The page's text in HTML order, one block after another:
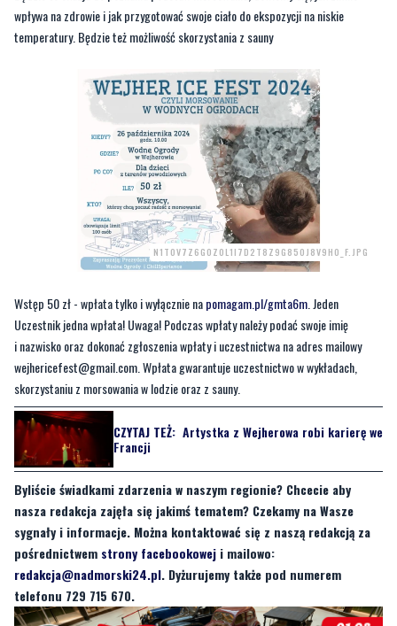
N1T0V7Z6G0Z0L1I7D2T8Z9G850J8V9H0_F.JPG
Wstęp 50 zł - wpłata tylko i wyłącznie napomagam.pl/gmta6m. Jeden
Uczestnik jedna wpłata! Uwaga! Podczas wpłaty należy podać swoje imię
wejhericefest@gmail.com. Wpłata gwarantuje uczestnictwo w wykładach,
skorzystaniu z morsowania w lodzie oraz z sauny.
CZYTAJ TEŻ: Artystka z Wejherowa robi karierę we
Francji
Byliście świadkami zdarzenia w naszym regionie? Chcecie aby
nasza redakcja zajęła się jakimś tematem? Czekamy na Wasze
sygnały i informacje. Można kontaktować się z naszą redakcją za
pośrednictwemstrony facebookoweji mailowo:
redakcja@nadmorski24.pl. Dyżurujemy także pod numerem
telefonu 729 715 670.